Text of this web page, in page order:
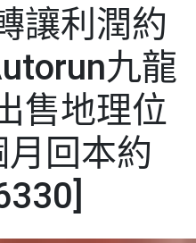
讓利潤約
九龍
售地理位
回本約